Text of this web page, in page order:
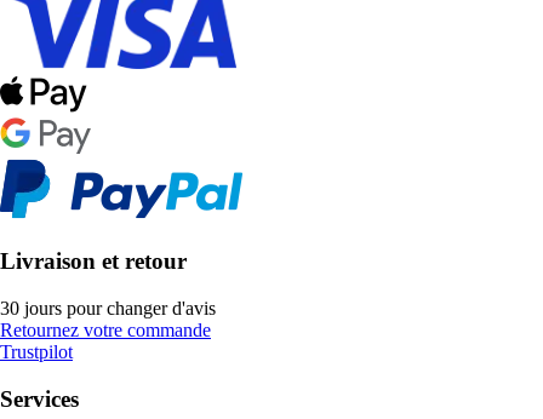
Livraison et retour
30 jours pour changer d'avis
Retournez votre commande
Trustpilot
Services